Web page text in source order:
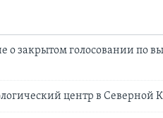
о закрытом голосовании по
центр в Северной